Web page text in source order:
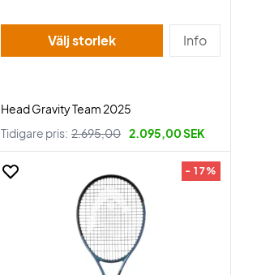
Välj storlek Info
Head Gravity Team 2025
Tidigare pris: 2.695,00 2.095,00 SEK
- 17%